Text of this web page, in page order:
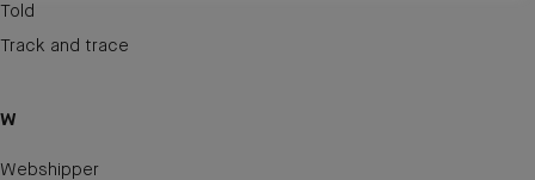
Told
Track and trace
W
Webshipper